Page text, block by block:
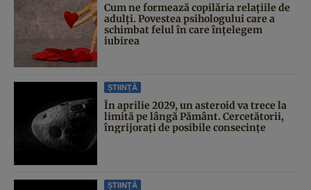
Cum ne formează copilăria relațiile de
adulți. Povestea psihologului care a
schimbat felul în care înțelegem
iubirea
ȘTIINȚĂ
În aprilie 2029, un asteroid va trece la
limită pe lângă Pământ. Cercetătorii,
îngrijorați de posibile consecințe
ȘTIINȚĂ